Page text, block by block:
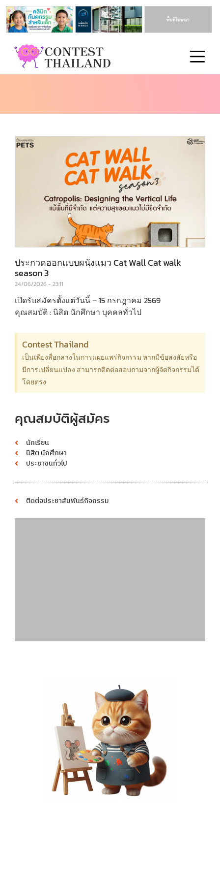
ประกวดออกแบบผนังแมว Cat Wall Cat walk
season 3
24/06/2026 23:11
เปิดรับสมัครตั้งแต่วันนี้ – 15 กรกฎาคม 2569
คุณสมบัติ : นิสิต นักศึกษา บุคคลทั่วไป
Contest Thailand
เป็นเพียงสื่อกลางในการแผยแพร่กิจกรรม หากมีข้อสงสัยหรือ
มีการเปลี่ยนแปลง สามารถติดต่อสอบถามจากผู้จัดกิจกรรมได้
โดยตรง
คุณสมบัติผู้สมัคร
นักเรียน
นิสิต นักศึกษา
ประชาชนทั่วไป
ติดต่อประชาสัมพันธ์กิจกรรม